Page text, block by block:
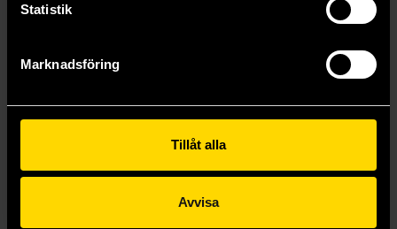
Statistik
Marknadsföring
Tillåt alla
Avvisa